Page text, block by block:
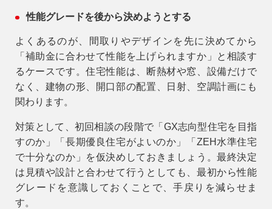
性能グレードを後から決めようとする
よくあるのが、間取りやデザインを先に決めてから
「補助金に合わせて性能を上げられますか」と相談す
るケースです。住宅性能は、断熱材や窓、設備だけで
なく、建物の形、開口部の配置、日射、空調計画にも
関わります。
対策として、初回相談の段階で「GX志向型住宅を目指
すのか」「長期優良住宅がよいのか」「ZEH水準住宅
で十分なのか」を仮決めしておきましょう。最終決定
は見積や設計と合わせて行うとしても、最初から性能
グレードを意識しておくことで、手戻りを減らせま
す。